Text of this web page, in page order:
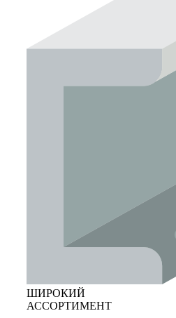
ШИРОКИЙ
АССОРТИМЕНТ